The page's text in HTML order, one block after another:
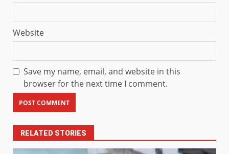
Website
Save my name, email, and website in this
browser for the next time I comment.
RELATED STORIES